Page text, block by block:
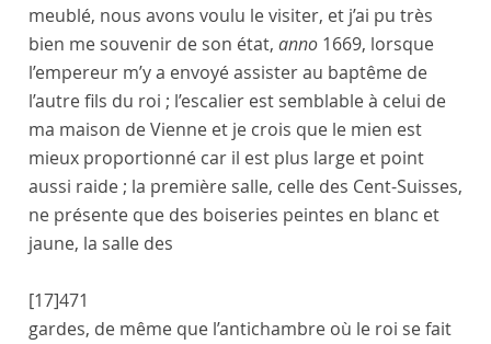
meublé, nous avons voulu le visiter, et j’ai pu très
bien me souvenir de son état, anno 1669, lorsque
l’empereur m’y a envoyé assister au baptême de
l’autrefils du roi ; l’escalier est semblable à celui de
ma maison deVienne et je crois que le mien est
mieux proportionné car il est plus large et point
aussi raide ; la première salle, celle des Cent-Suisses,
ne présente que des boiseries peintes en blanc et
jaune, la salle des
[17]471
gardes, de même que l’antichambre où le roi se fait